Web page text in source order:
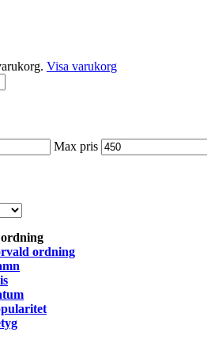
Visa varukorg
Max pris
ordning